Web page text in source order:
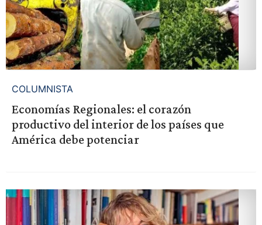
COLUMNISTA
Economías Regionales: el corazón
productivo del interior de los países que
América debe potenciar